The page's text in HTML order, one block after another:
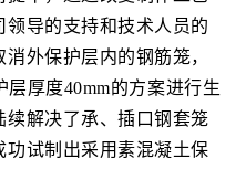
领导的支持和技术人员的
外保护层内的钢筋笼，
层厚度40mm的方案进行生
续解决了承、插口钢套笼
功试制出采用素混凝土保